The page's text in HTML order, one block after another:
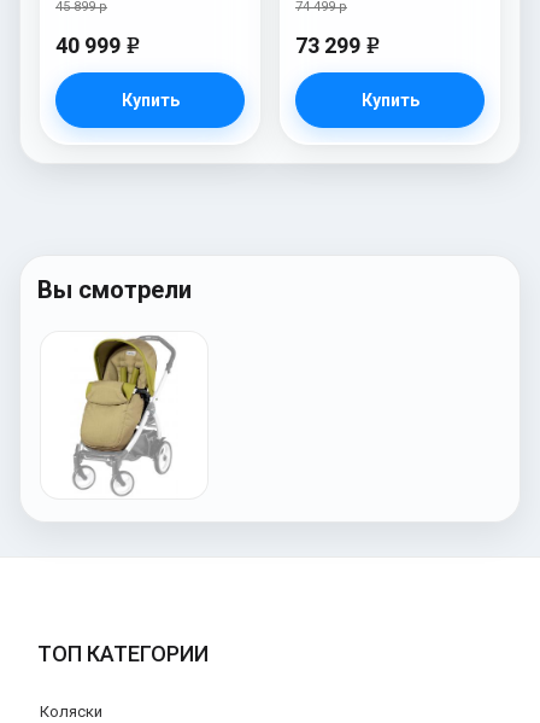
45 899 р
40 999 e
Купить
74 499 р
73 299 e
Купить
Вы смотрели
ТОП КАТЕГОРИИ
Коляски